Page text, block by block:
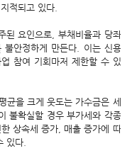
적되고 있다.
된 요인으로, 부채비율과 당좌
불안정하게 만든다. 이는 신용
참여 기회마저 제한할 수 있
균을 크게 웃도는 가수금은 세
불확실할 경우 부가세와 각종
상속세 증가, 매출 증가에 따
있다.